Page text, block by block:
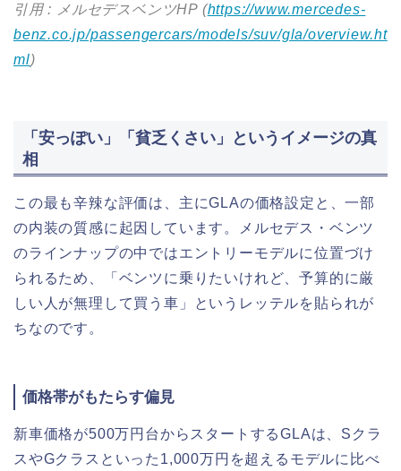
引用 : メルセデスベンツHP (https://www.mercedes-
benz.co.jp/passengercars/models/suv/gla/overview.ht
ml)
「安っぽい」「貧乏くさい」というイメージの真
相
この最も辛辣な評価は、主にGLAの価格設定と、一部
の内装の質感に起因しています。メルセデス・ベンツ
のラインナップの中ではエントリーモデルに位置づけ
られるため、「ベンツに乗りたいけれど、予算的に厳
しい人が無理して買う車」というレッテルを貼られが
ちなのです。
価格帯がもたらす偏見
新車価格が500万円台からスタートするGLAは、Sクラ
スやGクラスといった1,000万円を超えるモデルに比べ